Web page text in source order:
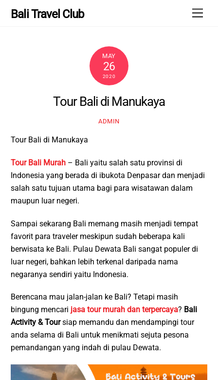
Bali Travel Club
MAY
26
2020
Tour Bali di Manukaya
ADMIN
Tour Bali di Manukaya
Tour Bali Murah – Bali yaitu salah satu provinsi di
Indonesia yang berada di ibukota Denpasar dan menjadi
salah satu tujuan utama bagi para wisatawan dalam
maupun luar negeri.
Sampai sekarang Bali memang masih menjadi tempat
favorit para traveler meskipun sudah beberapa kali
berwisata ke Bali. Pulau Dewata Bali sangat populer di
luar negeri, bahkan lebih terkenal daripada nama
negaranya sendiri yaitu Indonesia.
Berencana mau jalan-jalan ke Bali? Tetapi masih
bingung mencari jasa tour murah dan terpercaya? Bali
Activity & Toursiap memandu dan mendampingi tour
anda selama di Bali untuk menikmati sejuta pesona
pemandangan yang indah di pulau Dewata.